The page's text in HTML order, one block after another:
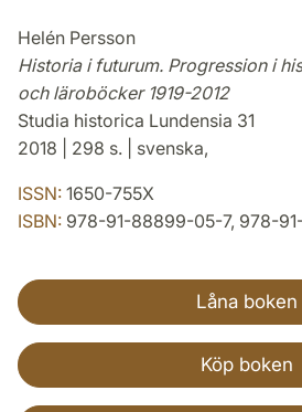
Helén Persson
Historia i futurum. Progression i
och läroböcker 1919-2012
Studia historica Lundensia 31
2018 | 298 s. | svenska,
ISSN: 1650-755X
ISBN: 978-91-88899-05-7, 978-
Låna boken
Köp boken